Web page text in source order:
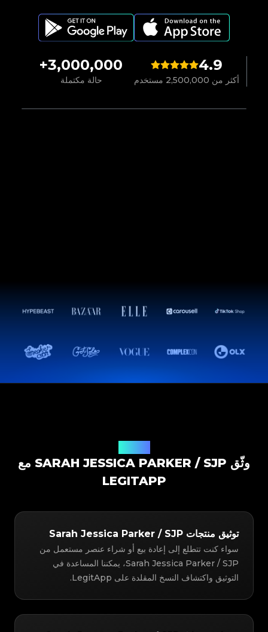
4.9
أكثر من 2,500,000 مستخدم
3,000,000+
حالة مكتملة
وثّق SARAH JESSICA PARKER / SJP مع
LEGITAPP
توثيق منتجات Sarah Jessica Parker / SJP
سواء كنت تتطلع إلى إعادة بيع أو شراء عنصر مستعمل من
Sarah Jessica Parker / SJP، يمكننا المساعدة في
التوثيق واكتشاف النسخ المقلدة على LegitApp.